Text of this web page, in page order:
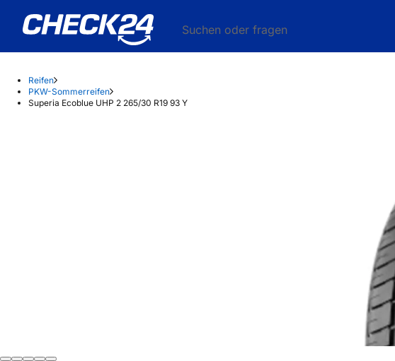
Suchen oder fragen
Reifen
PKW-Sommerreifen
Superia Ecoblue UHP 2 265/30 R19 93 Y